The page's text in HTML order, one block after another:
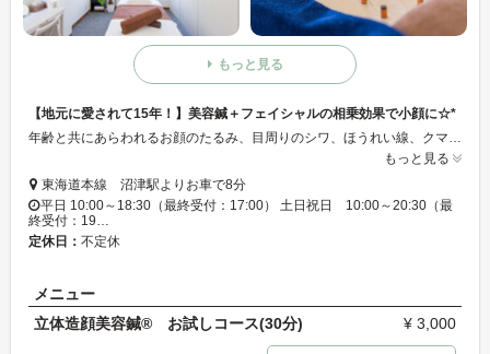
もっと見る
【地元に愛されて15年！】美容鍼＋フェイシャルの相乗効果で小顔に☆*
もっと見る
東海道本線 沼津駅よりお車で8分
平日 10:00～18:30（最終受付：17:00） 土日祝日 10:00～20:30（最
終受付：19…
定休日： 不定休
メニュー
立体造顔美容鍼® お試しコース(30分)
¥ 3,000